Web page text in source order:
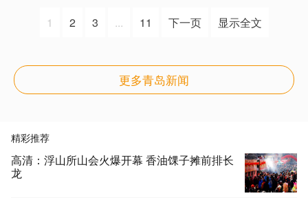
1 2 3 ... 11 下一页 显示全文
更多青岛新闻
精彩推荐
高清：浮山所山会火爆开幕 香油馃子摊前排长
龙